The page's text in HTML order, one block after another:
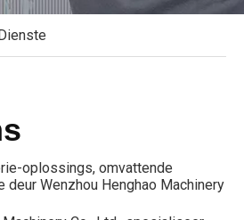
oplossings, omvattende
deur Wenzhou Henghao Machinery